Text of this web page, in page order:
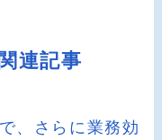
連記事
、さらに業務効